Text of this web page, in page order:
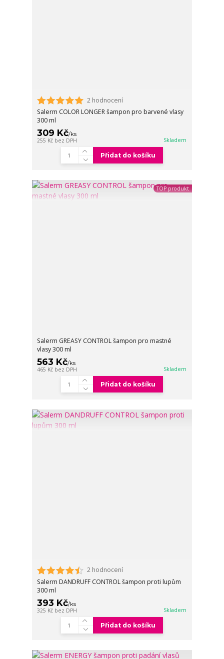
2 hodnocení
Salerm COLOR LONGER šampon pro barvené vlasy
300 ml
309 Kč/ks
255 Kč bez DPH Skladem
Přidat do košíku
TOP produkt
Salerm GREASY CONTROL šampon pro mastné
vlasy 300 ml
563 Kč/ks
465 Kč bez DPH Skladem
Přidat do košíku
2 hodnocení
Salerm DANDRUFF CONTROL šampon proti lupům
300 ml
393 Kč/ks
325 Kč bez DPH Skladem
Přidat do košíku